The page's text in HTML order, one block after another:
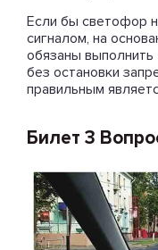
Если бы светофор
сигналом, на
обязаны
без остановки
правильным
Билет 3